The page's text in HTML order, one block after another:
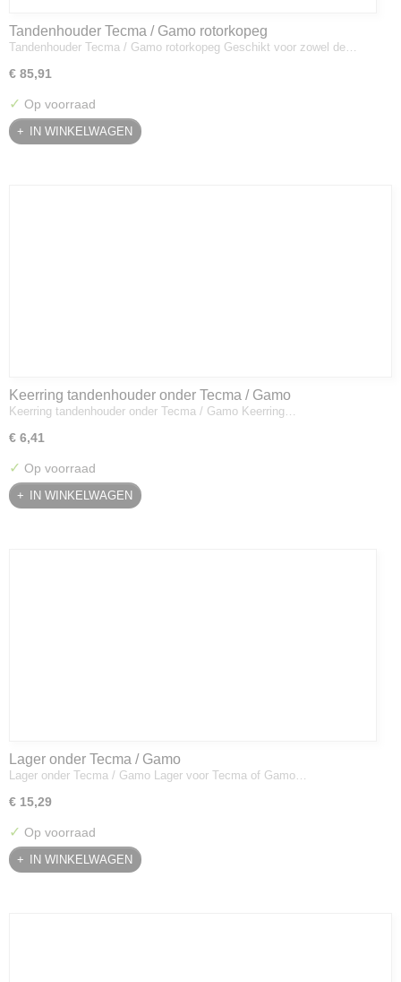
Tandenhouder Tecma / Gamo rotorkopeg
Tandenhouder Tecma / Gamo rotorkopeg Geschikt voor zowel de…
€ 85,91
✓ Op voorraad
IN WINKELWAGEN
Keerring tandenhouder onder Tecma / Gamo
Keerring tandenhouder onder Tecma / Gamo Keerring…
€ 6,41
✓ Op voorraad
IN WINKELWAGEN
Lager onder Tecma / Gamo
Lager onder Tecma / Gamo Lager voor Tecma of Gamo…
€ 15,29
✓ Op voorraad
IN WINKELWAGEN